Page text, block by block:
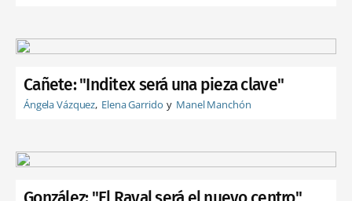
Cañete: "Inditex será una pieza clave"
Ángela Vázquez Elena Garrido Manel Manchón